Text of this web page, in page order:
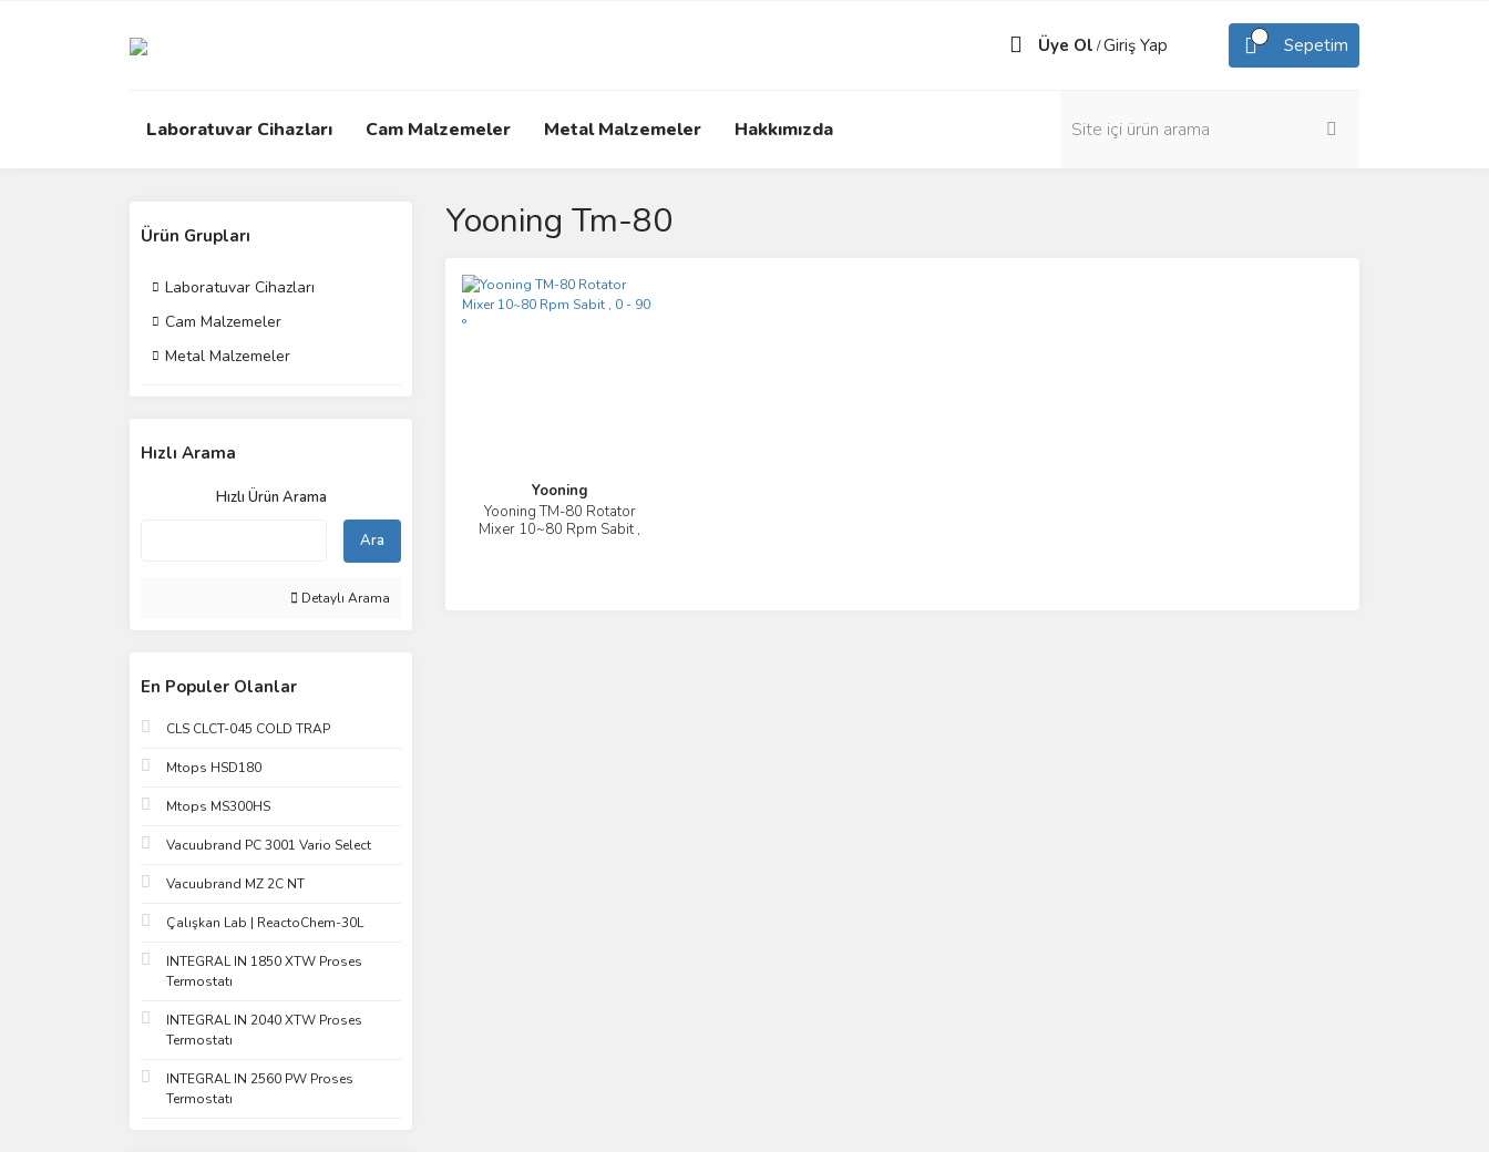
Üye Ol /Giriş Yap Sepetim
Laboratuvar Cihazları Cam Malzemeler Metal Malzemeler Hakkımızda
Ürün Grupları
Laboratuvar Cihazları
Cam Malzemeler
Metal Malzemeler
Hızlı Arama
Hızlı Ürün Arama
Ara
Detaylı Arama
En Populer Olanlar
CLS CLCT-045 COLD TRAP
Mtops HSD180
Mtops MS300HS
Vacuubrand PC 3001 Vario Select
Vacuubrand MZ 2C NT
Çalışkan Lab | ReactoChem-30L
INTEGRAL IN 1850 XTW Proses
Termostatı
INTEGRAL IN 2040 XTW Proses
Termostatı
INTEGRAL IN 2560 PW Proses
Termostatı
Yooning Tm-80
Yooning
Yooning TM-80 Rotator
Mixer 10~80 Rpm Sabit ,
İncele